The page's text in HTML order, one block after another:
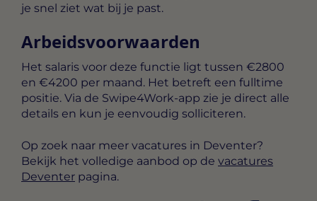
je snel ziet wat bij je past.
Arbeidsvoorwaarden
Het salaris voor deze functie ligt tussen €2800
en €4200 per maand. Het betreft een fulltime
positie. Via de Swipe4Work-app zie je direct alle
details en kun je eenvoudig solliciteren.
Op zoek naar meer vacatures in Deventer?
Bekijk het volledige aanbod op de vacatures
Deventer pagina.